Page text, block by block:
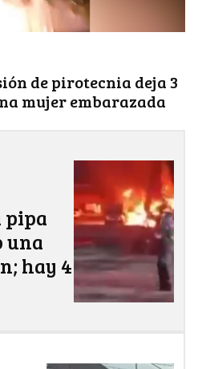
de pirotecnia deja 3
mujer embarazada
pipa
una
hay 4